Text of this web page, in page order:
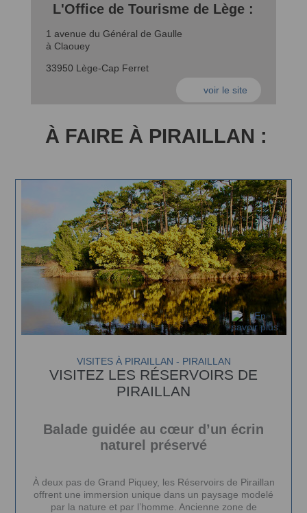
L'Office de Tourisme de Lège :
1 avenue du Général de Gaulle
à Claouey
33950 Lège-Cap Ferret
voir le site
À FAIRE À PIRAILLAN :
VISITES À PIRAILLAN - PIRAILLAN
VISITEZ LES RÉSERVOIRS DE
PIRAILLAN
Balade guidée au cœur d’un écrin
naturel préservé
À deux pas de Grand Piquey, les Réservoirs de Piraillan
offrent une immersion unique dans un paysage modelé
par la nature et par l’homme. Ancienne zone de